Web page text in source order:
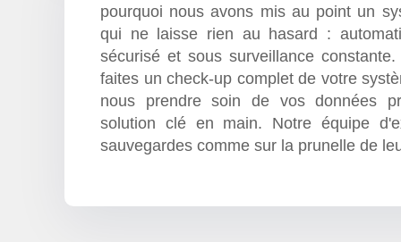
pourquoi nous avons mis au point un
qui ne laisse rien au hasard :
sécurisé et sous surveillance
faites un check-up complet de votre
nous prendre soin de vos données
solution clé en main. Notre équipe
sauvegardes comme sur la prunelle de